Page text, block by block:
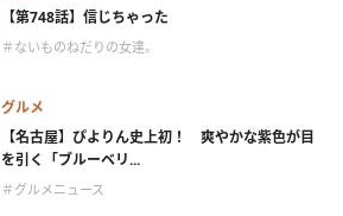
【第748話】信じちゃった
＃ないものねだりの女達。
グルメ
【名古屋】ぴよりん史上初！ 爽やかな紫色が目
を引く「ブルーベリ...
＃グルメニュース